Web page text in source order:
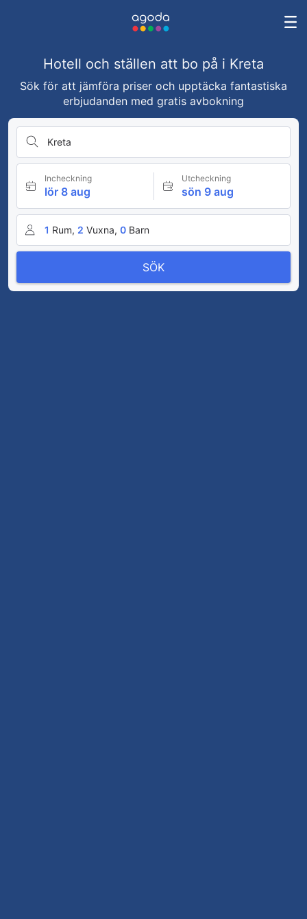
Hotell och ställen att bo på i Kreta
Sök för att jämföra priser och upptäcka fantastiska
erbjudanden med gratis avbokning
Kreta
Incheckning
lör 8 aug
Utcheckning
sön 9 aug
1 Rum, 2 Vuxna, 0 Barn
SÖK